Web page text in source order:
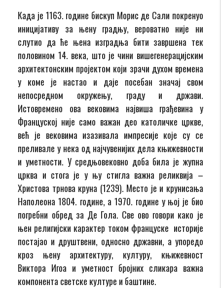
Када је 1163. године бискуп Морис де Сали покренуо
иницијативу за њену градњу, вероватно није ни
слутио да ће њена изградња бити завршена тек
половином 14. века, што је чини вишегенерацијским
архитектонским пројектом који зрачи духом времена
у коме је настао и даје посебан значај свом
непосредном окружењу, граду и држави.
Истовремено ова вековима највиша грађевина у
Француској није само важан део католичке цркве,
већ је вековима изазивала импресије које су се
преливале у нека од најчувенијих дела књижевности
и уметности. У средњовековно доба била је жупна
црква и стога је у њу стигла важна реликвија –
Христова трнова круна (1239). Место је и крунисања
Наполеона 1804. године, а 1970. године у њој је био
погребни обред за Де Гола. Све ово говори како је
њен религијски карактер током француске историје
постајао и друштвени, односно државни, а упоредо
кроз њену архитектуру, културу, књижевност
Виктора Игоа и уметност бројних сликара важна
компонента светске културе и баштине.